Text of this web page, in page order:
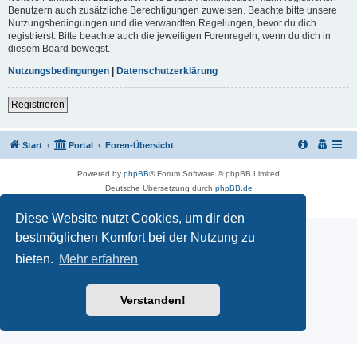
Diese Website nutzt Cookies, um dir den
bestmöglichen Komfort bei der Nutzung zu
bieten. Mehr erfahren
Verstanden!
Benutzern auch zusätzliche Berechtigungen zuweisen. Beachte bitte unsere
Nutzungsbedingungen und die verwandten Regelungen, bevor du dich
registrierst. Bitte beachte auch die jeweiligen Forenregeln, wenn du dich in
diesem Board bewegst.
Nutzungsbedingungen | Datenschutzerklärung
Registrieren
Start Portal Foren-Übersicht
Powered by phpBB® Forum Software © phpBB Limited
Deutsche Übersetzung durch phpBB.de